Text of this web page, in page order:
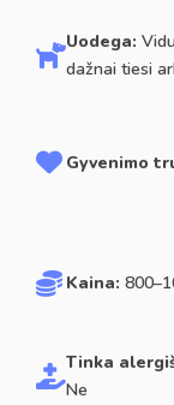
Uodega:
dažnai tiesi
Gyvenimo
Kaina:
Tinka
Ne